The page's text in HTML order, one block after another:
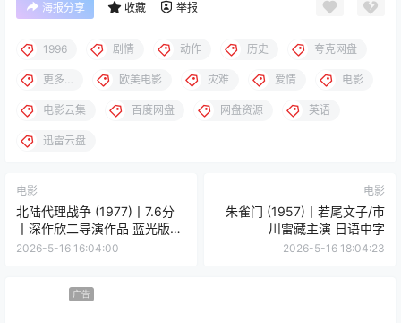
海报分享 收藏 举报
1996 剧情 动作 历史 夸克网盘
更多… 欧美电影 灾难 爱情 电影
电影云集 百度网盘 网盘资源 英语
迅雷云盘
电影
北陆代理战争 (1977)丨7.6分
丨深作欣二导演作品 蓝光版日
语中字
2026-5-16 16:04:00
电影
朱雀门 (1957)丨若尾文子/市
川雷藏主演 日语中字
2026-5-16 18:04:23
广告